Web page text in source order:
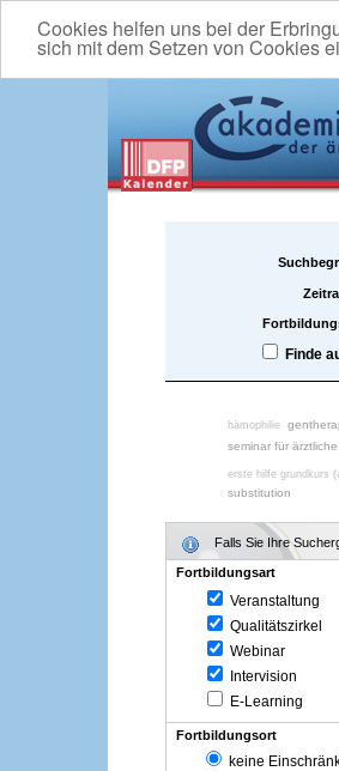
Cookies helfen uns bei der
sich mit dem Setzen von Cookies
Finde
hämophilie
seminar für
erste hilfe grundkurs
substitution
Falls Sie Ihre
Fortbildungsart
Veranstaltung
Qualitätszirkel
Webinar
Intervision
E-Learning
Fortbildungsort
keine